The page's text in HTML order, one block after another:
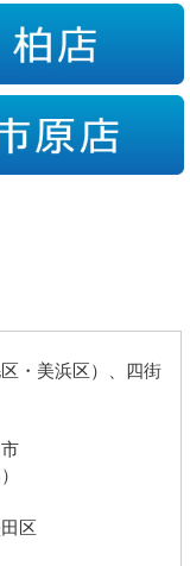
・美浜区）、四街
区